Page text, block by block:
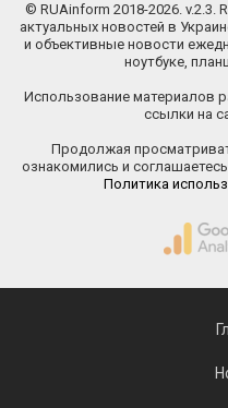
© RUAinform 2018-2026. v.2.3.
актуальных новостей в
и объективные новости
ноутбуке,
Использование материалов
ссылки на
Продолжая
ознакомились и
Политика